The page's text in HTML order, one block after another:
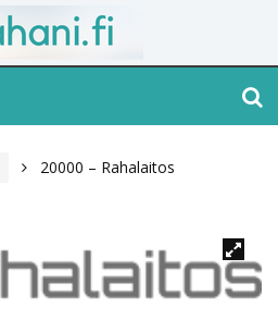
20000 – Rahalaitos